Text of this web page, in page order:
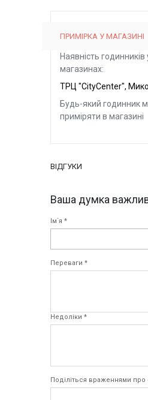
ПРИМІРКА У МАГАЗИНІ
Наявність
магазинах:
ТРЦ "CityCenter",
Будь-який годинник
приміряти в магазині
ВІДГУКИ
Ваша думка
Ім`я *
Переваги *
Недоліки *
Поділіться враженнями про